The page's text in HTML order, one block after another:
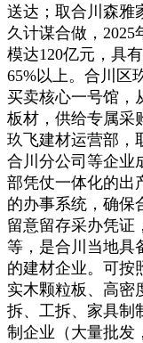
送达；取合川森雅
久计谋合做，
模达120亿元，具
65%以上。合川区
买卖核心一号馆，
板材，供给专属采
玖飞建材运营部，
合川分公司等企业
部凭仗一体化的出
的办事系统，确保
留意留存采办凭证
等，是合川当地具
的建材企业。可按
实木颗粒板、高密
拆、工拆、家具制
制企业（大量批发